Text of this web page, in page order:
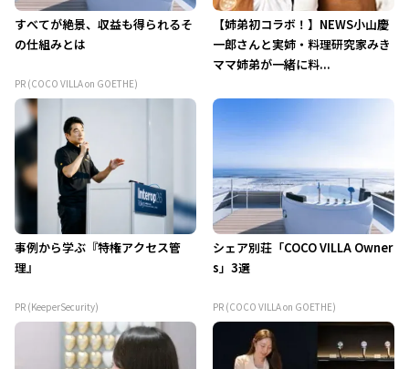
すべてが絶景、収益も得られるそ
の仕組みとは
PR (COCO VILLA on GOETHE)
【姉弟初コラボ！】NEWS小山慶
一郎さんと実姉・料理研究家みき
ママ姉弟が一緒に料...
事例から学ぶ『特権アクセス管
理』
PR (KeeperSecurity)
シェア別荘「COCO VILLA Owner
s」3選
PR (COCO VILLA on GOETHE)